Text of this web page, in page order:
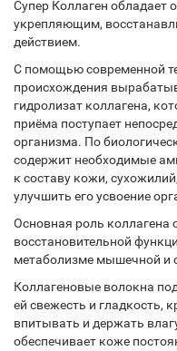
Супер Коллаген
укрепляющим,
действием.
С помощью современной
происхождения
гидролизат коллагена,
приёма поступает
организма. По
содержит необходимые
к составу кожи,
улучшить его усвоение
Основная роль
восстановительной
метаболизме мышечной и
Коллагеновые волокна
ей свежесть и гладкость,
впитывать и держать
обеспечивает коже